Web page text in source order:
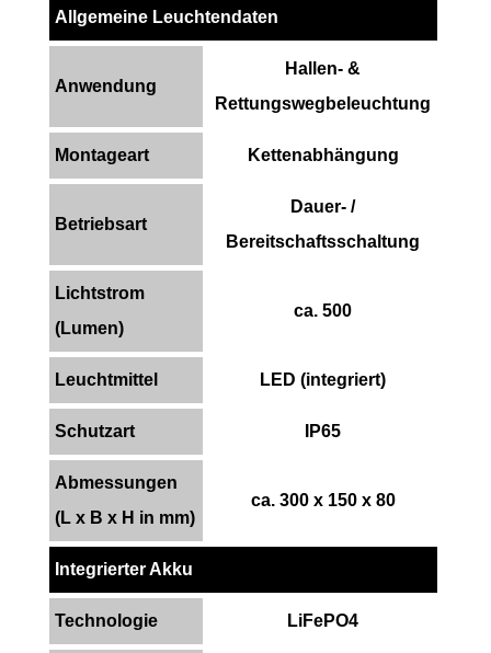
Allgemeine Leuchtendaten
Anwendung
Hallen- &
Rettungswegbeleuchtung
Montageart Kettenabhängung
Betriebsart
Dauer- /
Bereitschaftsschaltung
Lichtstrom
(Lumen)
ca. 500
Leuchtmittel LED (integriert)
Schutzart IP65
Abmessungen
(L x B x H in mm)
ca. 300 x 150 x 80
Integrierter Akku
Technologie LiFePO4